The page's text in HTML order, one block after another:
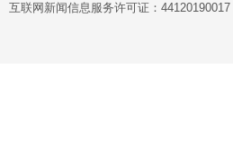
互联网新闻信息服务许可证：44120190017